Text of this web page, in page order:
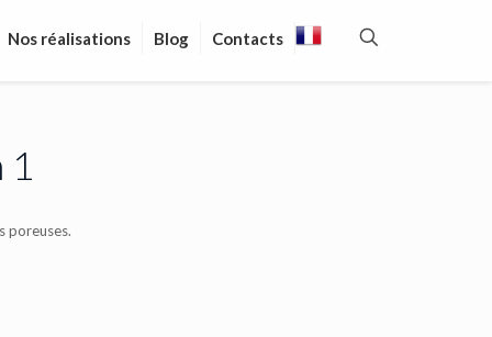
Nos réalisations Blog Contacts
poreuses.